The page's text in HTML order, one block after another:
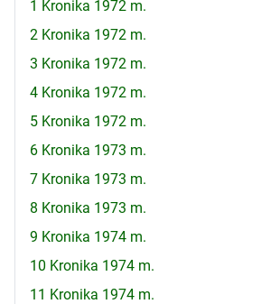
1 Kronika 1972 m.
2 Kronika 1972 m.
3 Kronika 1972 m.
4 Kronika 1972 m.
5 Kronika 1972 m.
6 Kronika 1973 m.
7 Kronika 1973 m.
8 Kronika 1973 m.
9 Kronika 1974 m.
10 Kronika 1974 m.
11 Kronika 1974 m.